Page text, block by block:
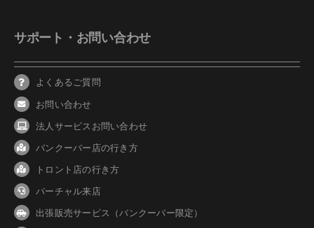
サポート・お問い合わせ
よくあるご質問
お問い合わせ
法人サービスお問い合わせ
バンクーバー 店の行き方
トロント店の行き方
バーチャル来店
出張販売サービス（バンクーバー限定）